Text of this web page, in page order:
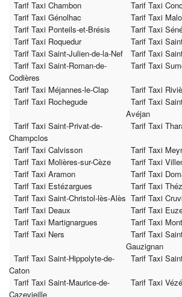
Tarif Taxi Chambon
Tarif Taxi
Tarif Taxi Génolhac
Tarif Taxi
Tarif Taxi Ponteils-et-Brésis
Tarif Taxi
Tarif Taxi Roquedur
Tarif Taxi
Tarif Taxi Saint-Julien-de-la-Nef
Tarif Taxi
Tarif Taxi Saint-Roman-de-
Codières
Tarif Taxi
Tarif Taxi Méjannes-le-Clap
Tarif Taxi
Tarif Taxi Rochegude
Tarif Taxi
Avéjan
Tarif Taxi Saint-Privat-de-
Champclos
Tarif Taxi
Tarif Taxi Calvisson
Tarif Taxi
Tarif Taxi Molières-sur-Cèze
Tarif Taxi
Tarif Taxi Aramon
Tarif Taxi
Tarif Taxi Estézargues
Tarif Taxi
Tarif Taxi Saint-Christol-lès-Alès Tarif Taxi
Tarif Taxi Deaux
Tarif Taxi
Tarif Taxi Martignargues
Tarif Taxi
Tarif Taxi Ners
Tarif Taxi
Gauzignan
Tarif Taxi Saint-Hippolyte-de-
Caton
Tarif Taxi
Tarif Taxi Saint-Maurice-de-
Cazevieille
Tarif Taxi